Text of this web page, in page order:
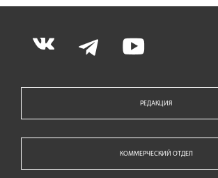
РЕДАКЦИЯ
КОММЕРЧЕСКИЙ ОТДЕЛ